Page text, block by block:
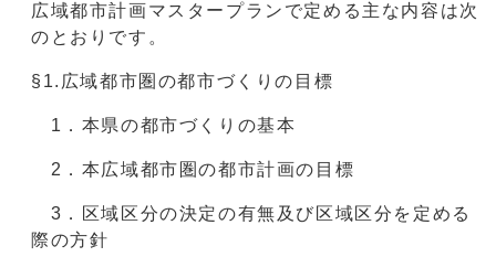
広域都市計画マスタープランで定める主な内容は次
のとおりです。
§1.広域都市圏の都市づくりの目標
1．本県の都市づくりの基本
2．本広域都市圏の都市計画の目標
3．区域区分の決定の有無及び区域区分を定める
際の方針